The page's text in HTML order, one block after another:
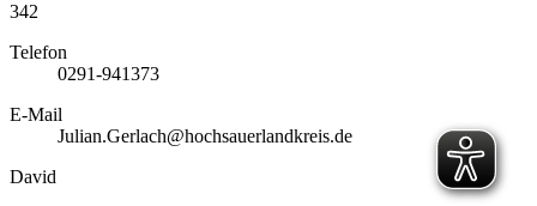
342
Telefon
0291-941373
E-Mail
Julian.Gerlach@hochsauerlandkreis.de
David